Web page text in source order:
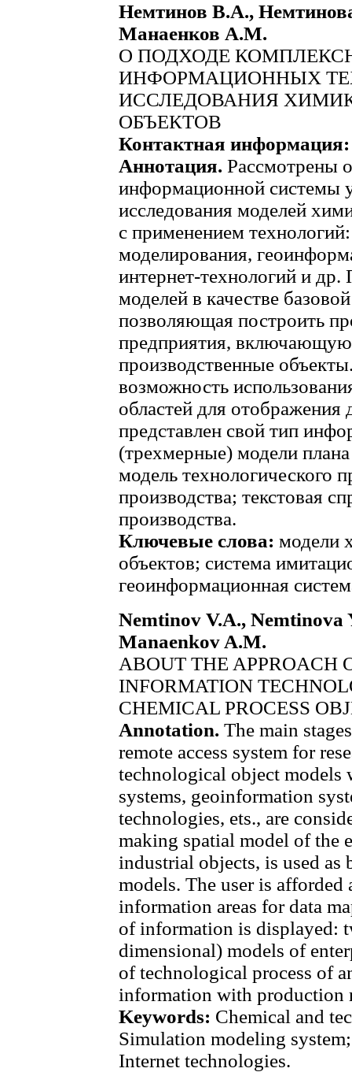
Немтинов В.А.,
Манаенков А.М.
О ПОДХОДЕ
ИНФОРМАЦИОННЫХ
ИССЛЕДОВАНИЯ
ОБЪЕКТОВ
Контактная информация:
Аннотация. Рассмотрены
информационной системы
исследования моделей
с применением
моделирования,
интернет-технологий и
моделей в качестве
позволяющая построить
предприятия,
производственные
возможность
областей для
представлен свой тип
(трехмерные) модели
модель технологического
производства; текстовая
производства.
Ключевые слова: модели
объектов; система
геоинформационная
Nemtinov V.A., Nemtinova
Manaenkov A.M.
ABOUT THE APPROACH
INFORMATION
CHEMICAL PROCESS
Annotation. The main
remote access system for
technological object
systems, geoinformation
technologies, ets., are
making spatial model of the
industrial objects, is used as
models. The user is
information areas for data
of information is displayed:
dimensional) models of
of technological process of
information with production
Keywords: Chemical and
Simulation modeling
Internet technologies.